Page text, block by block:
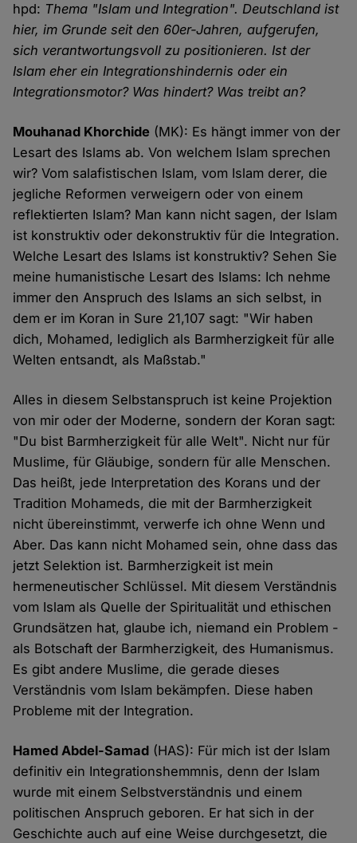
hpd: Thema "Islam und Integration". Deutschland ist
hier, im Grunde seit den 60er-Jahren, aufgerufen,
sich verantwortungsvoll zu positionieren. Ist der
Islam eher ein Integrationshindernis oder ein
Integrationsmotor? Was hindert? Was treibt an?
Mouhanad Khorchide (MK): Es hängt immer von der
Lesart des Islams ab. Von welchem Islam sprechen
wir? Vom salafistischen Islam, vom Islam derer, die
jegliche Reformen verweigern oder von einem
reflektierten Islam? Man kann nicht sagen, der Islam
ist konstruktiv oder dekonstruktiv für die Integration.
Welche Lesart des Islams ist konstruktiv? Sehen Sie
meine humanistische Lesart des Islams: Ich nehme
immer den Anspruch des Islams an sich selbst, in
dem er im Koran in Sure 21,107 sagt: "Wir haben
dich, Mohamed, lediglich als Barmherzigkeit für alle
Welten entsandt, als Maßstab."
Alles in diesem Selbstanspruch ist keine Projektion
von mir oder der Moderne, sondern der Koran sagt:
"Du bist Barmherzigkeit für alle Welt". Nicht nur für
Muslime, für Gläubige, sondern für alle Menschen.
Das heißt, jede Interpretation des Korans und der
Tradition Mohameds, die mit der Barmherzigkeit
nicht übereinstimmt, verwerfe ich ohne Wenn und
Aber. Das kann nicht Mohamed sein, ohne dass das
jetzt Selektion ist. Barmherzigkeit ist mein
hermeneutischer Schlüssel. Mit diesem Verständnis
vom Islam als Quelle der Spiritualität und ethischen
Grundsätzen hat, glaube ich, niemand ein Problem -
als Botschaft der Barmherzigkeit, des Humanismus.
Es gibt andere Muslime, die gerade dieses
Verständnis vom Islam bekämpfen. Diese haben
Probleme mit der Integration.
Hamed Abdel-Samad (HAS): Für mich ist der Islam
definitiv ein Integrationshemmnis, denn der Islam
wurde mit einem Selbstverständnis und einem
politischen Anspruch geboren. Er hat sich in der
Geschichte auch auf eine Weise durchgesetzt, die